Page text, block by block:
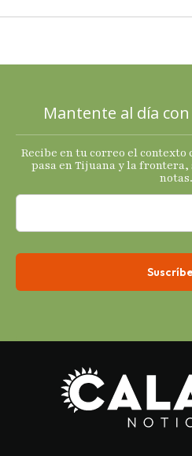
2025 con
termómetro
s
económicos.
Mantente al día
Recibe en tu correo el contexto
pasa en Tijuana y la
notas.